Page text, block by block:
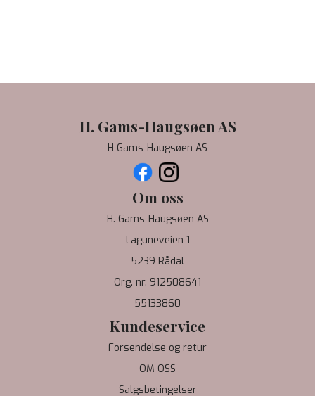
H. Gams-Haugsøen AS
H Gams-Haugsøen AS
Om oss
H. Gams-Haugsøen AS
Laguneveien 1
5239 Rådal
Org. nr. 912508641
55133860
Kundeservice
Forsendelse og retur
OM OSS
Salgsbetingelser